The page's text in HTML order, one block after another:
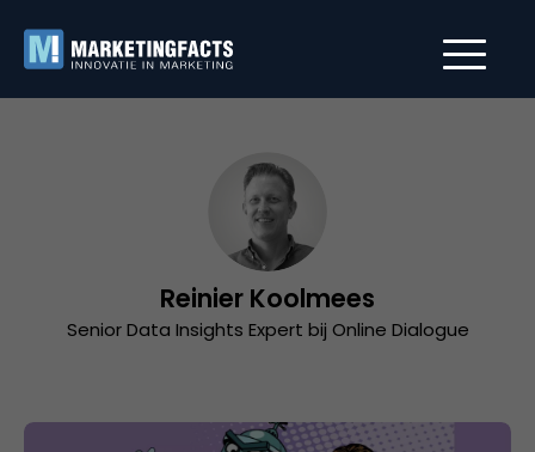
Reinier Koolmees
Senior Data Insights Expert bij Online Dialogue